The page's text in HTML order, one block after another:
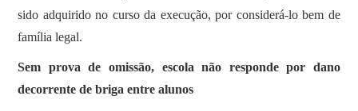
sido adquirido no curso da execução, por considerá-lo bem de
família legal.
Sem prova de omissão, escola não responde por dano
decorrente de briga entre alunos